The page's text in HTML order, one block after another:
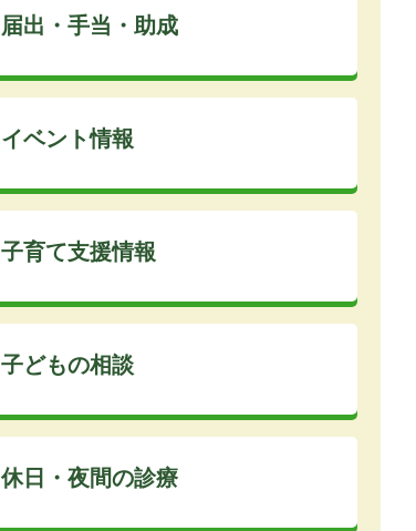
届出・手当・助成
イベント情報
子育て支援情報
子どもの相談
休日・夜間の診療